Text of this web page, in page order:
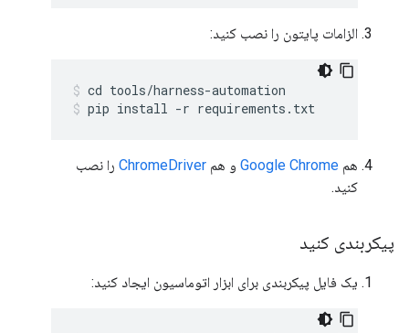
الزامات پایتون را نصب کنید:
cd tools/harness-automation
pip install -r requirements.txt
هم Google Chrome و هم ChromeDriver را نصب
کنید.
پیکربندی کنید
یک فایل پیکربندی برای ابزار اتوماسیون ایجاد کنید: